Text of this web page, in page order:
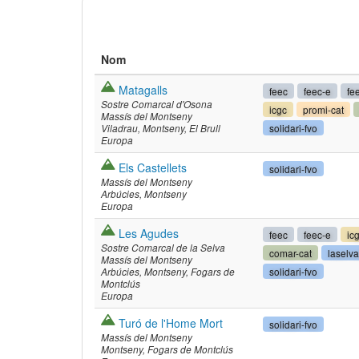
©OpenStreetMap
© Institut
Nom
Matagalls
Sostre Comarcal d'Osona
Massís del Montseny
Viladrau Montseny El Brull
Europa
feec feec-e
icgc
promi-cat
solidari-fvo
Els Castellets
Massís del Montseny
Arbúcies Montseny
Europa
solidari-fvo
Les Agudes
Sostre Comarcal de la Selva
Massís del Montseny
Arbúcies Montseny Fogars de
Montclús
Europa
feec feec-e
comar-cat
solidari-fvo
Turó de l'Home Mort
Massís del Montseny
Montseny Fogars de Montclús
solidari-fvo